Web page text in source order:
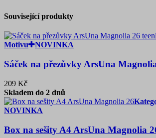
Související produkty
Motivu
NOVINKA
Sáček na přezůvky ArsUna
209 Kč
Skladem do 2 dnů
NOVINKA
Box na sešity A4 ArsUna Magnolia